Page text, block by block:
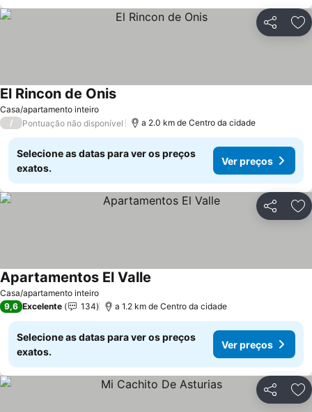
Partilhar
Casa/apartamento inteiro
El Rincon de OnisVer preços
/ Pontuação não disponível a 2.0 km de Centro da cidade
Selecione as datas para ver os preços
exatos.
Ver preços
Partilhar
Casa/apartamento inteiro
Apartamentos El Valle
9,6 Excelente 134 a 1.2 km de Centro da cidade
Selecione as datas para ver os preços
exatos.
Ver preços
Partilhar